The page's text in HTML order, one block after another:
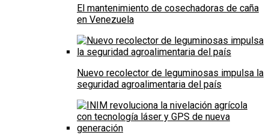
El mantenimiento de cosechadoras de caña
en Venezuela
Nuevo recolector de leguminosas impulsa la
seguridad agroalimentaria del país